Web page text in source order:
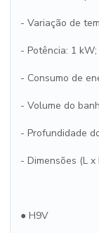
- Variação de
- Potência: 1 kW;
- Consumo de
- Volume do
- Profundidade
- Dimensões (L x
● H9V